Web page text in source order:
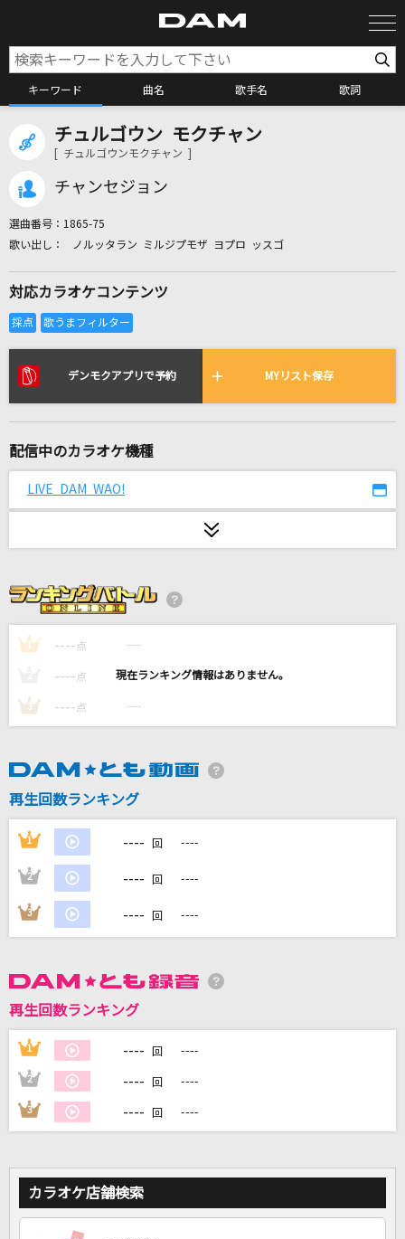
キーワード 曲名 歌手名 歌詞
カラオケ検索
リアルタイムで歌われている曲の一覧
M八七(ビデオクリップバージョン)
ロストワンの号哭
[生音]ちりぬるを
市川由紀乃
back number
Creepy Nuts
TRY ME ～私を信じて～
安室奈美恵with SUPER MONKEY'S
[生音]君はロックを聴かない
あいみょん
THE BINARY
KING
Kanaria
チュルゴウン モクチャン
[ チュルゴウンモクチャン ]
チャンセジョン
選曲番号： 1865-75
ノルッタラン ミルジプモザ ヨプロ ッスゴ
対応カラオケコンテンツ
デンモクアプリで予約 MYリスト保存
配信中のカラオケ機種
LIVE DAM WAO!
1 ---- 点 ----
---- 点 ----
3 ---- 点 ----
再生回数ランキング
1 ---- 回 ----
2 ---- 回 ----
3 ---- 回 ----
再生回数ランキング
1 ---- 回 ----
2 ---- 回 ----
3 ---- 回 ----
カラオケ店舗検索